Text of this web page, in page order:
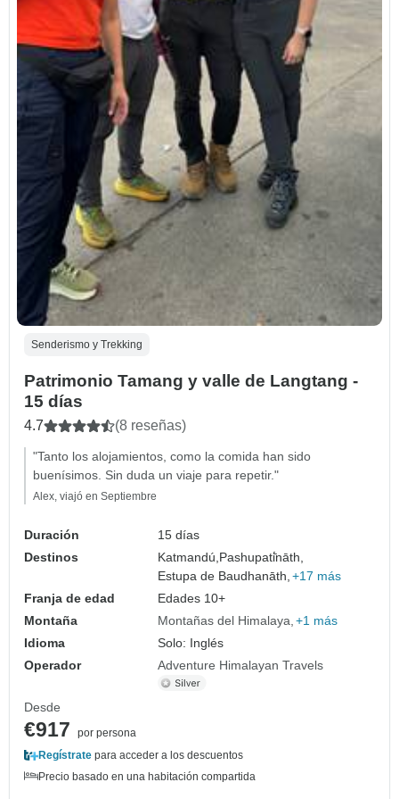
Senderismo y Trekking
Patrimonio Tamang y valle de Langtang -
15 días
4.7 (8 reseñas)
"Tanto los alojamientos, como la comida han sido
buenísimos. Sin duda un viaje para repetir."
Alex, viajó en Septiembre
Duración
15 días
Destinos
Katmandú, Pashupati̇̄nāth,
Estupa de Baudhanāth, +17 más
Franja de edad
Edades 10+
Montaña
Montañas del Himalaya +1 más
Idioma
Solo: Inglés
Operador
Adventure Himalayan Travels
Desde
€917
por persona
Regístrate para acceder a los descuentos
Precio basado en una habitación compartida